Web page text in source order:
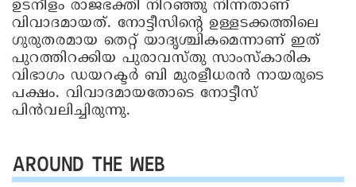
ഉടനീളം രാജഭക്തി നിറഞ്ഞു നിന്നതാണ്
വിവാദമായത്. നോട്ടീസിൻ്റെ ഉള്ളടക്കത്തിലെ
ഗുരുതരമായ തെറ്റ് യാദൃശ്ചികമെന്നാണ് ഇത്
പുറത്തിറക്കിയ പുരാവസ്തു സാംസ്കാരിക
വിഭാഗം ഡയറക്ടർ ബി മുരളീധരൻ നായരുടെ
പക്ഷം. വിവാദമായതോടെ നോട്ടീസ്
പിൻവലിച്ചിരുന്നു.
AROUND THE WEB